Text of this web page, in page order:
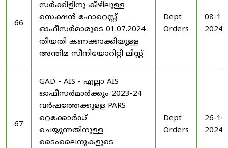
66
സർക്കിളിനു കീഴിലുള്ള
സെക്ഷൻ ഫോറെസ്റ്റ്
ഓഫീസർമാരുടെ 01.07.2024
തീയതി കണക്കാക്കിയുള്ള
അന്തിമ സീനിയോറിറ്റി ലിസ്റ്റ്
Dept
Orders
08-
2024
67
GAD - AIS - എല്ലാ AIS
ഓഫീസർമാർക്കും 2023-24
വർഷത്തേക്കുള്ള PARS
റെക്കോർഡ്
ചെയ്യുന്നതിനുള്ള
ടൈംലൈനുകളുടെ
Dept
Orders
26-
2024